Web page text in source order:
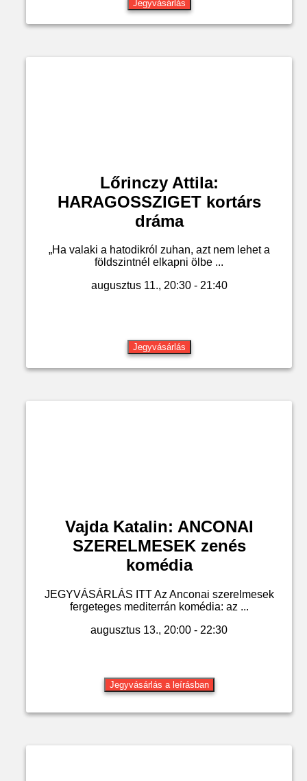
Jegyvásárlás
Lőrinczy Attila:
HARAGOSSZIGET kortárs
dráma
„Ha valaki a hatodikról zuhan, azt nem lehet a
földszintnél elkapni ölbe ...
augusztus 11., 20:30 - 21:40
Jegyvásárlás
Vajda Katalin: ANCONAI
SZERELMESEK zenés
komédia
JEGYVÁSÁRLÁS ITT Az Anconai szerelmesek
fergeteges mediterrán komédia: az ...
augusztus 13., 20:00 - 22:30
Jegyvásárlás a leírásban